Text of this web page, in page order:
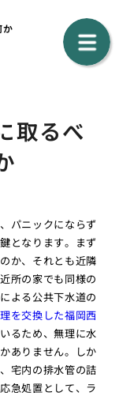
か
取るべ
パニックにならず
となります。まず
か、それとも近隣
所の家でも同様の
よる公共下水道の
を交換した福岡西
るため、無理に水
ありません。しか
宅内の排水管の詰
急処置として、ラ